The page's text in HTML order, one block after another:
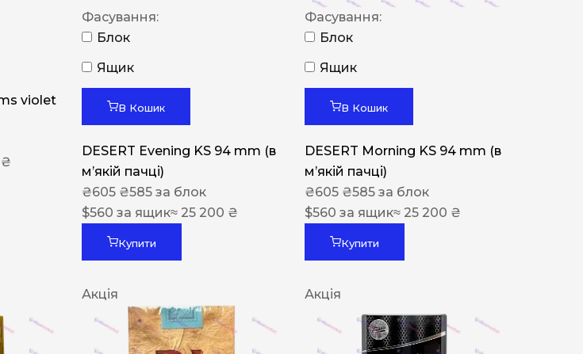
violet
₴
Фасування:
Блок
Ящик
В Кошик
DESERT Evening KS 94 mm (в
мʼякій пачці)
₴605 ₴585 за блок
$560 за ящик≈ 25 200 ₴
Купити
Фасування:
Блок
Ящик
В Кошик
DESERT Morning KS 94 mm (в
мʼякій пачці)
₴605 ₴585 за блок
$560 за ящик≈ 25 200 ₴
Купити
Акція Акція